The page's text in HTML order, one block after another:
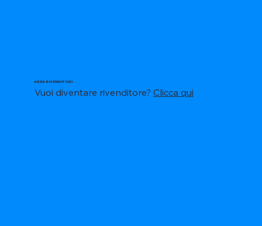
AREA RIVENDITORI
Vuoi diventare rivenditore?Clicca qui